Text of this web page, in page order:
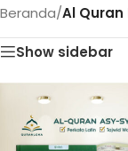
Beranda/Al Quran
Show sidebar